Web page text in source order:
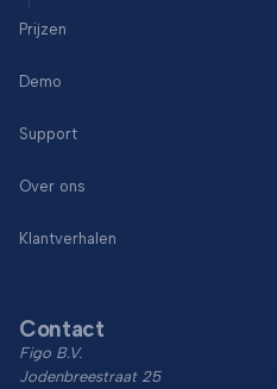
Prijzen
Demo
Support
Over ons
Klantverhalen
Contact
Figo B.V.
Jodenbreestraat 25